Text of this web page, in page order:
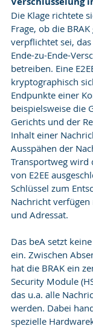
Die Klage richtete
Frage, ob die
verpflichtet sei,
Ende-zu-Ende-
betreiben. Eine
kryptographisch
Endpunkte einer
beispielsweise die
Gerichts und der
Inhalt einer
Ausspähen der
Transportweg wird
von E2EE
Schlüssel zum
Nachricht
und Adressat.
Das beA setzt
ein. Zwischen
hat die BRAK ein
Security Module
das u.a. alle
werden. Dabei
spezielle